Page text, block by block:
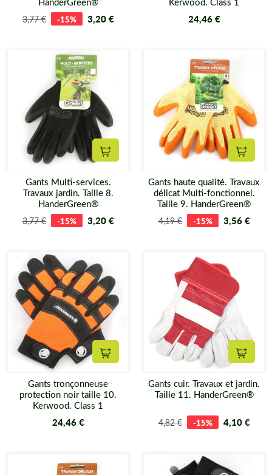
3,77 € -15% 3,20 € 24,46 €
Ajouter au panier
Gants Multi-services.
Travaux jardin. Taille 8.
HanderGreen®
3,77 € -15% 3,20 €
Gants haute qualité. Travaux
délicat Multi-fonctionnel.
Taille 9. HanderGreen®
4,19 € -15% 3,56 €
Ajouter au panier
Gants tronçonneuse
protection noir taille 10.
Kerwood. Class 1
24,46 €
Gants cuir. Travaux et jardin.
Taille 11. HanderGreen®
4,82 € -15% 4,10 €